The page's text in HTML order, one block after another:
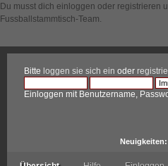
Du musst dich einloggen oder registrieren
Fussballstammtisch-Team.
Bitte loggen sie sich ein oder
Einloggen mit Benutzername,
Neuigkeiten: